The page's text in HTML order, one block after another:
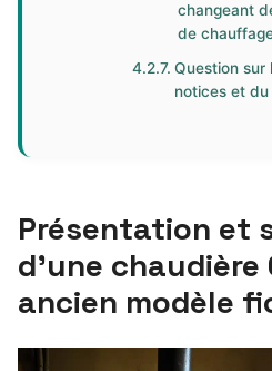
changeant
de
Question sur
notices et
Présentation et
d’une chaudière
ancien modèle